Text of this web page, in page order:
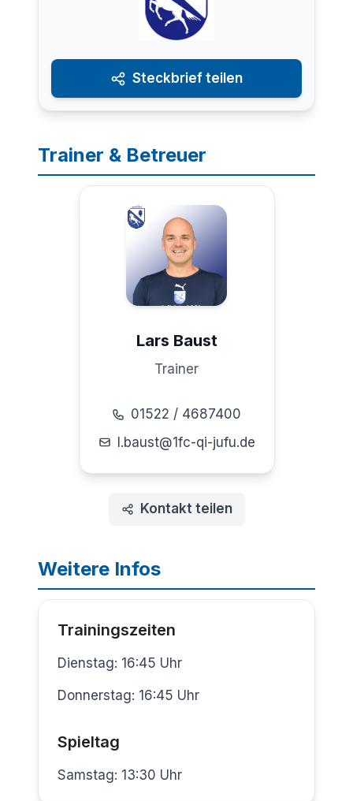
Steckbrief teilen
Trainer & Betreuer
Lars Baust
Trainer
01522 / 4687400
l.baust@1fc-qi-jufu.de
Kontakt teilen
Weitere Infos
Trainingszeiten
Dienstag: 16:45 Uhr
Donnerstag: 16:45 Uhr
Spieltag
Samstag: 13:30 Uhr